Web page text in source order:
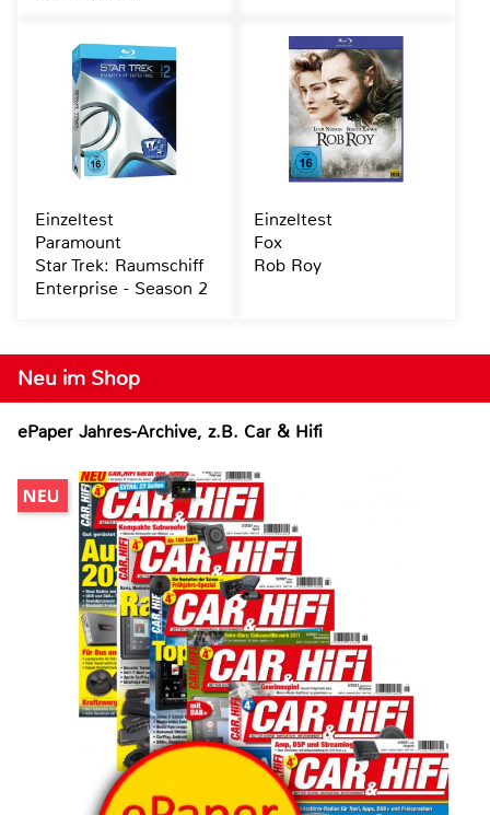
Neu im Shop
ePaper Jahres-Archive, z.B. Car & Hifi
Einzeltest
Paramount
Star Trek: Raumschiff
Enterprise - Season 2
Einzeltest
Fox
Rob Roy